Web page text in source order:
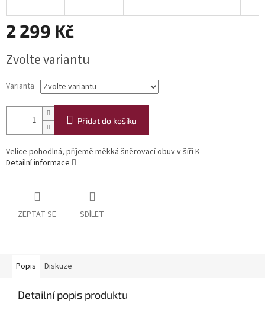
2 299 Kč
cena:
Zvolte variantu
Varianta
Přidat do košíku
Velice pohodlná, příjemě měkká šněrovací obuv v šíři K
Detailní informace
ZEPTAT SE SDÍLET
Popis Diskuze
Detailní popis produktu